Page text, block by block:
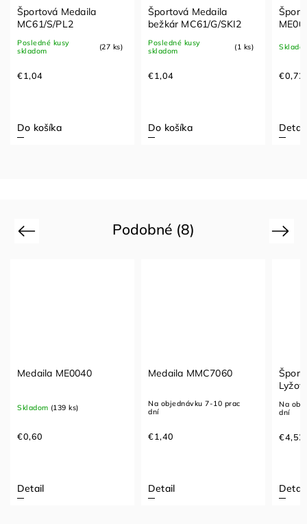
Športová Medaila
MC61/S/PL2
Posledné kusy
skladom
(27 ks)
€1,04
Do košíka
Športová Medaila
bežkár MC61/G/SKI2
Posledné kusy
skladom
(1 ks)
€1,04
Do košíka
€0,72
Detail
Podobné (8)
Previous
Medaila ME0040
Skladom (139 ks)
€0,60
Detail
Medaila MMC7060
Na objednávku 7-10 prac
dní
€1,40
Detail
Na
dní
€4,52
Detail
Next